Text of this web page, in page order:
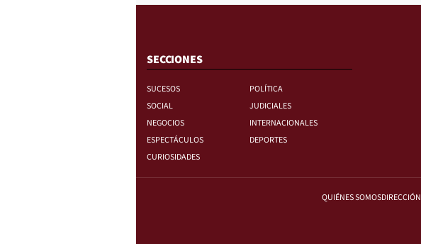
SECCIONES
SUCESOS
POLÍTICA
SOCIAL
JUDICIALES
NEGOCIOS
INTERNACIONALES
ESPECTÁCULOS
DEPORTES
CURIOSIDADES
QUIÉNES SOMOSDIRECCIÓN